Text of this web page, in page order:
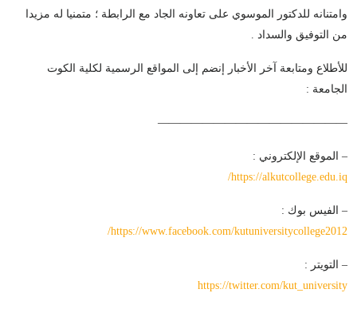
وامتنانه للدكتور الموسوي على تعاونه الجاد مع الرابطة ؛ متمنيا له مزيدا
من التوفيق والسداد .
للأطلاع ومتابعة آخر الأخبار إنضم إلى المواقع الرسمية لكلية الكوت
الجامعة :
—————————————————
– الموقع الإلكتروني :
– الفيس بوك :
https://www.facebook.com/kutuniversitycollege2012/‏
– التويتر :